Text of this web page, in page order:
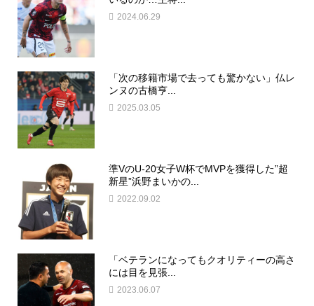
2024.06.29
「次の移籍市場で去っても驚かない」仏レ
ンヌの古橋亨...
2025.03.05
準VのU-20女子W杯でMVPを獲得した”超
新星”浜野まいかの...
2022.09.02
「ベテランになってもクオリティーの高さ
には目を見張...
2023.06.07